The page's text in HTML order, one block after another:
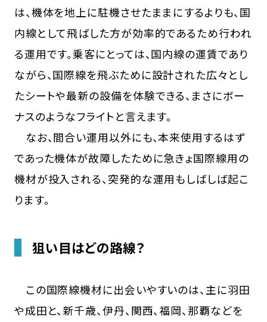
は、機体を地上に駐機させたままにするよりも、国
内線として飛ばした方が効率的であるため行われ
る運用です。乗客にとっては、国内線の運賃であり
ながら、国際線を飛ぶために設計された広々とし
たシートや最新の設備を体験できる、まさにボー
ナスのようなフライトと言えます。
なお、間合い運用以外にも、本来使用するはず
であった機体が故障したために急きょ国際線用の
機材が投入される、突発的な運用もしばしば起こ
ります。
狙い目はどの路線？
この国際線機材に出会いやすいのは、主に羽田
や成田と、新千歳、伊丹、関西、福岡、那覇などを